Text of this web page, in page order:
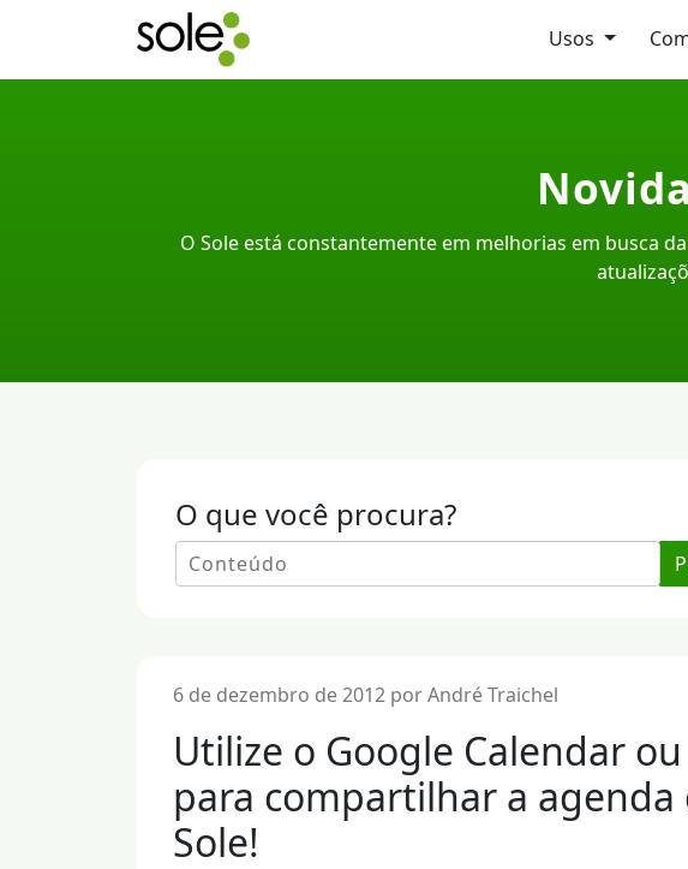
Usos
O Sole está constantemente em melhorias em busca
O que você procura?
6 de dezembro de 2012 por André Traichel
Utilize o Google Calendar ou
para compartilhar a agenda
Sole!